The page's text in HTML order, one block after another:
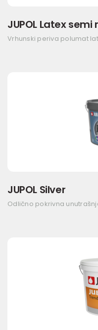
JUPOL Latex
Vrhunski periva polumat
JUPOL Silver
Odlično pokrivna